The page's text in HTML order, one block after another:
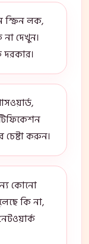
লক,
না দেখুন।
করুন।
কোনো
কি না,